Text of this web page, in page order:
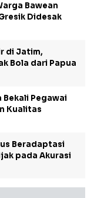
Bawean
Didesak
di Jatim,
Bola dari Papua
Bekali Pegawai
Kualitas
Beradaptasi
pada Akurasi